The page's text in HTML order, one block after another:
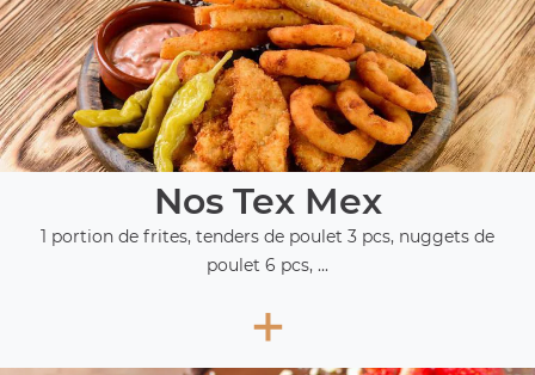
Nos Tex Mex
1 portion de frites, tenders de poulet 3 pcs, nuggets de
poulet 6 pcs, ...
+